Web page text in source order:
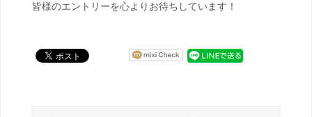
皆様のエントリーを心よりお待ちしています！